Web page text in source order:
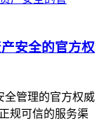
安全的官方权
全管理的官方权威
规可信的服务渠